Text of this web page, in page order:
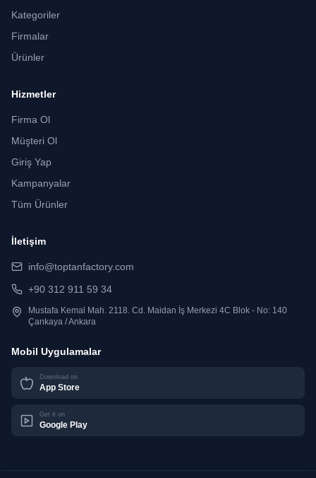
Kategoriler
Firmalar
Ürünler
Hizmetler
Firma Ol
Müşteri Ol
Giriş Yap
Kampanyalar
Tüm Ürünler
İletişim
info@toptanfactory.com
+90 312 911 59 34
Mustafa Kemal Mah. 2118. Cd. Maidan İş Merkezi 4C Blok - No: 140
Çankaya / Ankara
Mobil Uygulamalar
Download on
App Store
Get it on
Google Play